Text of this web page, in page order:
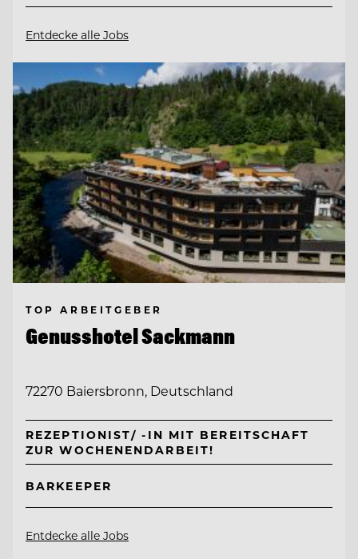
Entdecke alle Jobs
TOP ARBEITGEBER
Genusshotel Sackmann
72270 Baiersbronn, Deutschland
REZEPTIONIST/ -IN MIT BEREITSCHAFT
ZUR WOCHENENDARBEIT!
BARKEEPER
Entdecke alle Jobs